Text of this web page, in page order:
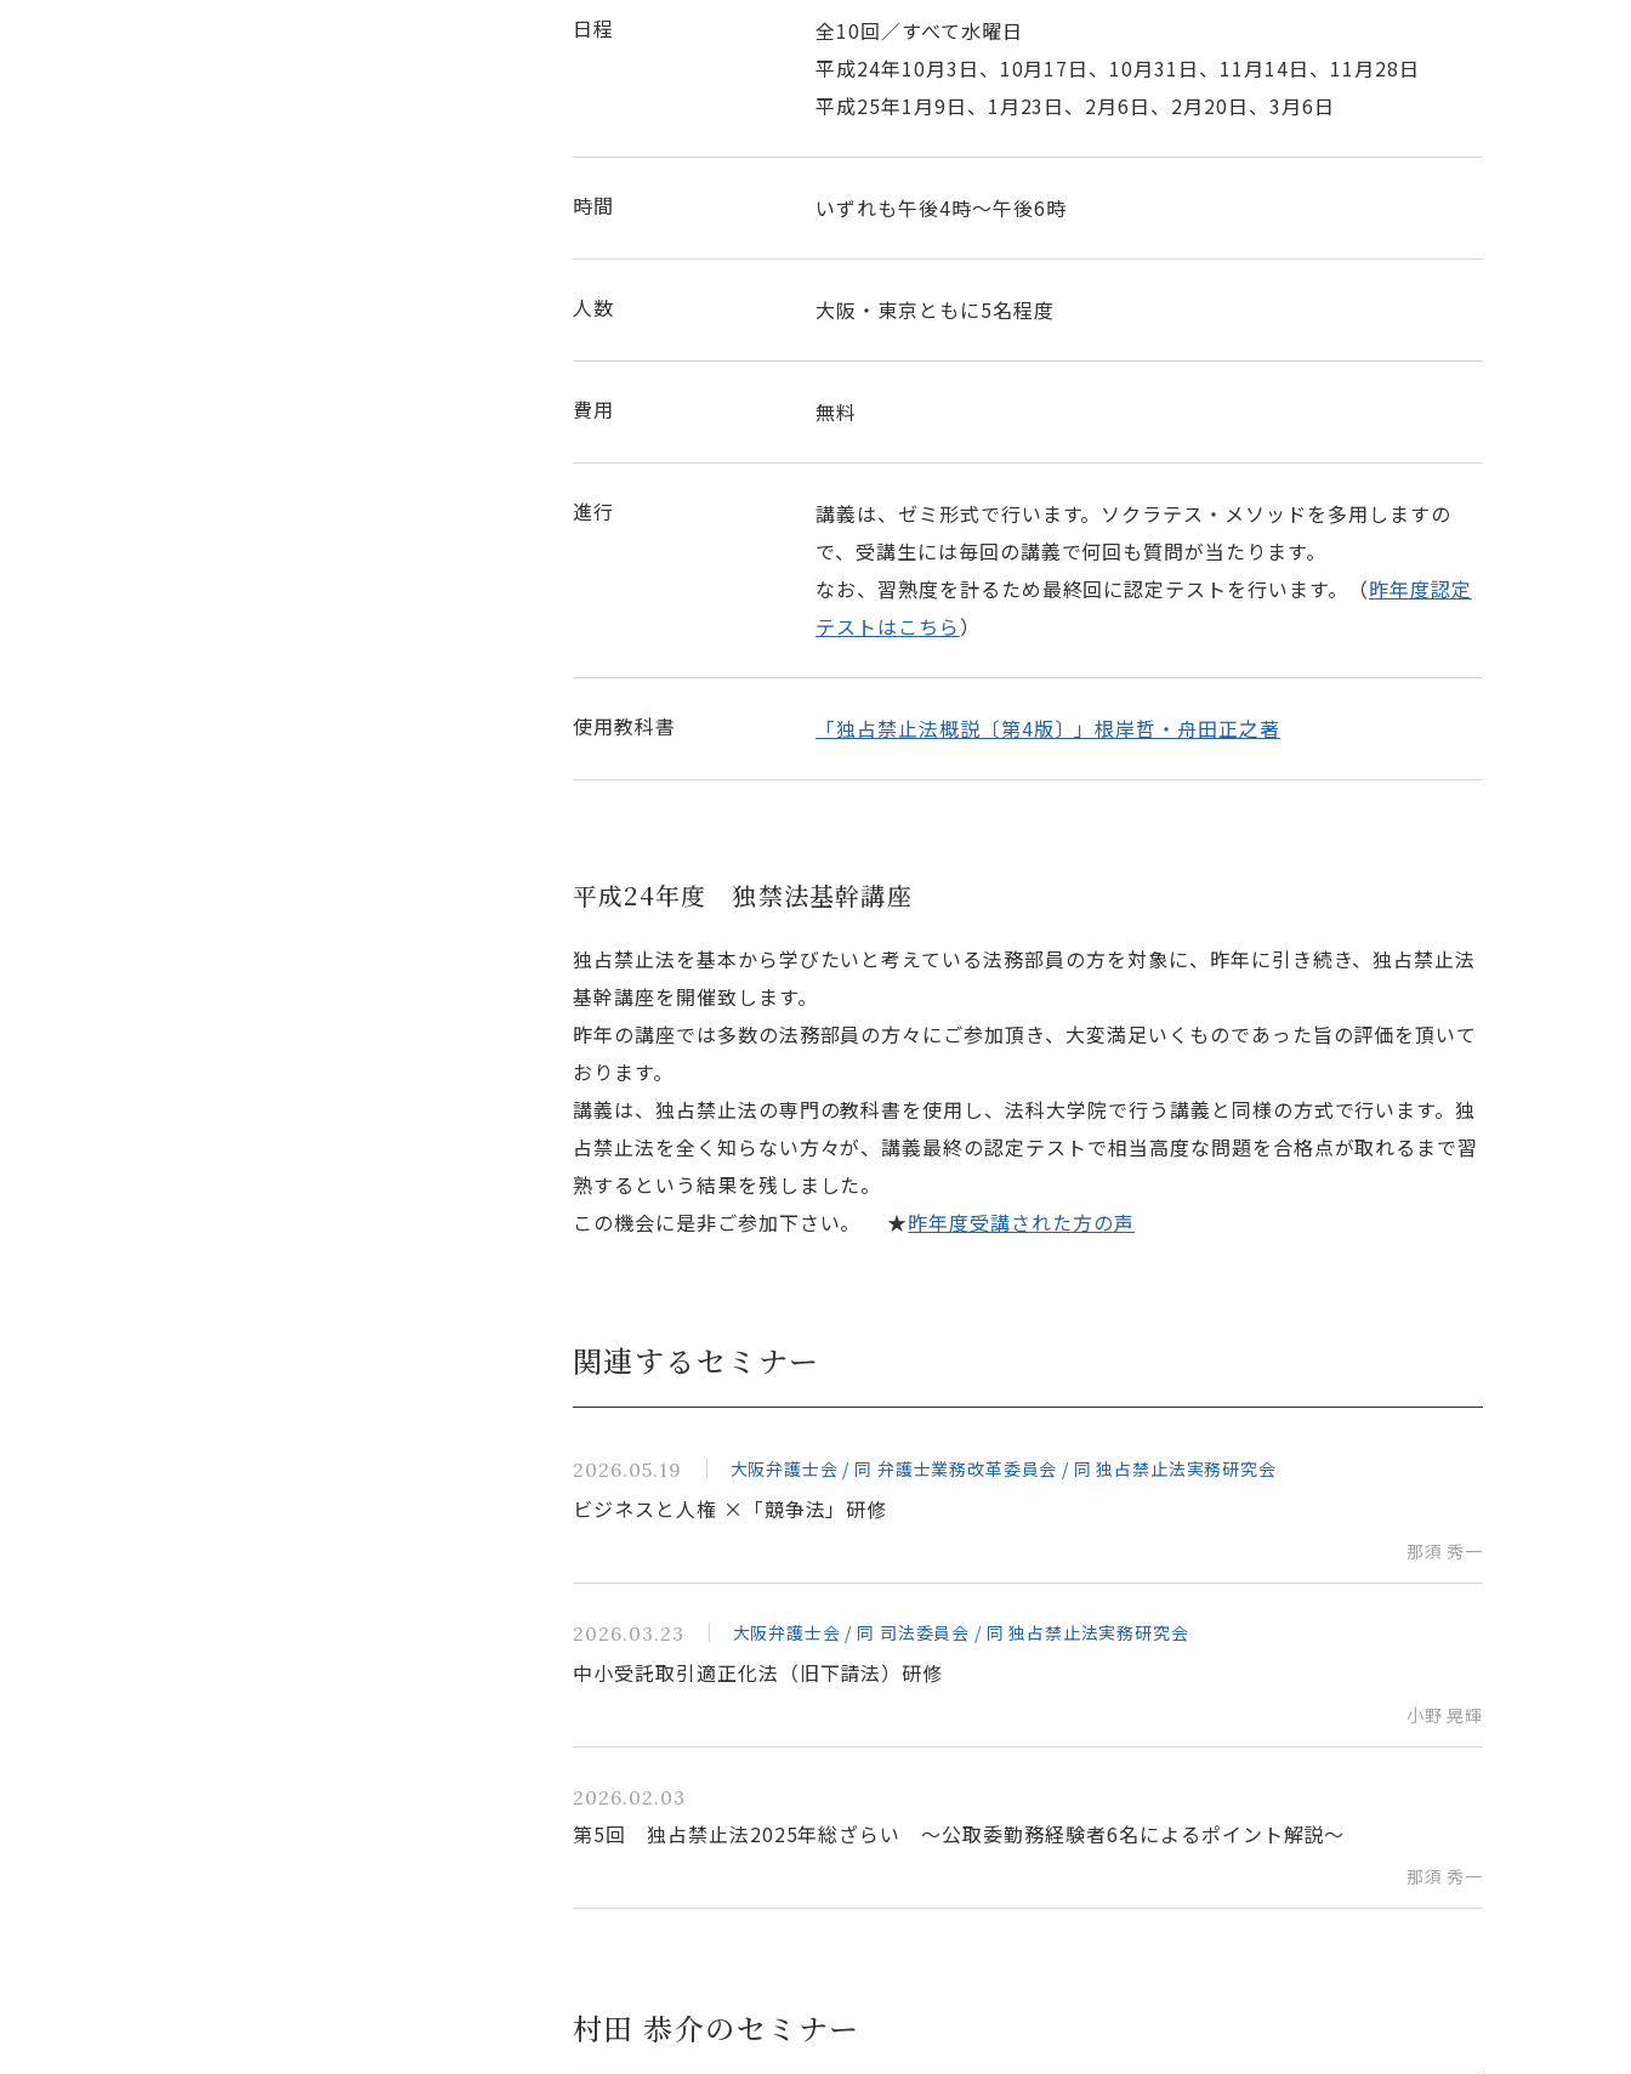
日程
全10回／すべて水曜日
平成24年10月3日、10月17日、10月31日、11月14日、11月28日
平成25年1月9日、1月23日、2月6日、2月20日、3月6日
時間 いずれも午後4時～午後6時
人数 大阪・東京ともに5名程度
費用 無料
進行
講義は、ゼミ形式で行います。ソクラテス・メソッドを多用しますの
で、受講生には毎回の講義で何回も質問が当たります。
なお、習熟度を計るため最終回に認定テストを行います。（昨年度認定
テストはこちら）
使用教科書 「独占禁止法概説〔第4版〕」根岸哲・舟田正之著
平成24年度 独禁法基幹講座
独占禁止法を基本から学びたいと考えている法務部員の方を対象に、昨年に引き続き、独占禁止法
基幹講座を開催致します。
昨年の講座では多数の法務部員の方々にご参加頂き、大変満足いくものであった旨の評価を頂いて
おります。
講義は、独占禁止法の専門の教科書を使用し、法科大学院で行う講義と同様の方式で行います。独
占禁止法を全く知らない方々が、講義最終の認定テストで相当高度な問題を合格点が取れるまで習
熟するという結果を残しました。
この機会に是非ご参加下さい。 ★昨年度受講された方の声
関連するセミナー
2026.05.19 大阪弁護士会 / 同 弁護士業務改革委員会 / 同 独占禁止法実務研究会
ビジネスと人権 ×「競争法」研修
那須 秀一
2026.03.23 大阪弁護士会 / 同 司法委員会 / 同 独占禁止法実務研究会
中小受託取引適正化法（旧下請法）研修
小野 晃輝
2026.02.03
第5回 独占禁止法2025年総ざらい ～公取委勤務経験者6名によるポイント解説～
那須 秀一
村田 恭介のセミナー